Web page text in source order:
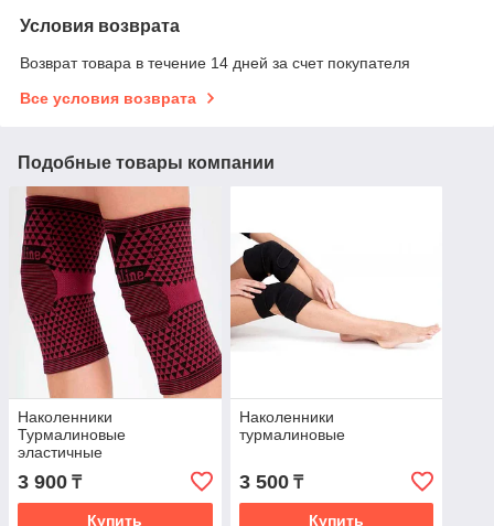
Условия возврата
Возврат товара в течение 14 дней за счет покупателя
Все условия возврата
Подобные товары компании
Наколенники
Турмалиновые
эластичные
3 900 ₸
Купить
Наколенники
турмалиновые
3 500₸
Купить